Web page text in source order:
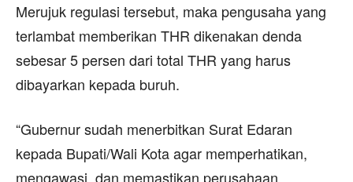
Merujuk regulasi tersebut, maka pengusaha yang
terlambat memberikan THR dikenakan denda
sebesar 5 persen dari total THR yang harus
dibayarkan kepada buruh.
“Gubernur sudah menerbitkan Surat Edaran
kepada Bupati/Wali Kota agar memperhatikan,
mengawasi, dan memastikan perusahaan